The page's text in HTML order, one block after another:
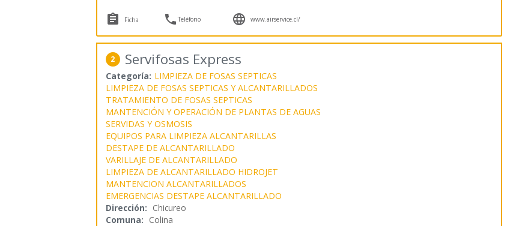
 Ficha Teléfono  www.airservice.cl/
2 Servifosas Express
Categoría: LIMPIEZA DE FOSAS SEPTICAS
LIMPIEZA DE FOSAS SEPTICAS Y ALCANTARILLADOS
TRATAMIENTO DE FOSAS SEPTICAS
MANTENCIÓN Y OPERACIÓN DE PLANTAS DE AGUAS
SERVIDAS Y OSMOSIS
EQUIPOS PARA LIMPIEZA ALCANTARILLAS
DESTAPE DE ALCANTARILLADO
VARILLAJE DE ALCANTARILLADO
LIMPIEZA DE ALCANTARILLADO HIDROJET
MANTENCION ALCANTARILLADOS
EMERGENCIAS DESTAPE ALCANTARILLADO
Dirección: Chicureo
Comuna: Colina